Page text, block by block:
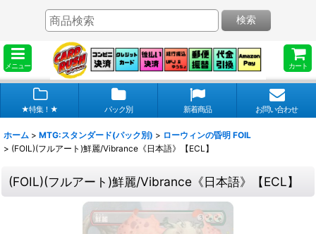
メニュー カート
検索
★特集！★ パック別 新着商品 お問い合わせ
ホーム > MTG:スタンダード(パック別) > ローウィンの昏明 FOIL
> (FOIL)(フルアート)鮮麗/Vibrance《日本語》【ECL】
(FOIL)(フルアート)鮮麗/Vibrance《日本語》【ECL】